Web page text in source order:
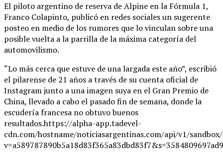
El piloto argentino de reserva de Alpine en la Fórmula 1,
Franco Colapinto, publicó en redes sociales un sugerente
posteo en medio de los rumores que lo vinculan sobre una
posible vuelta a la parrilla de la máxima categoría del
automovilismo.
“Lo más cerca que estuve de una largada este año”, escribió
el pilarense de 21 años a través de su cuenta oficial de
Instagram junto a una imagen suya en el Gran Premio de
China, llevado a cabo el pasado fin de semana, donde la
escudería francesa no obtuvo buenos
resultados.https://alpha-app.tadevel-
cdn.com/hostname/noticiasargentinas.com/api/v1/sandbox/